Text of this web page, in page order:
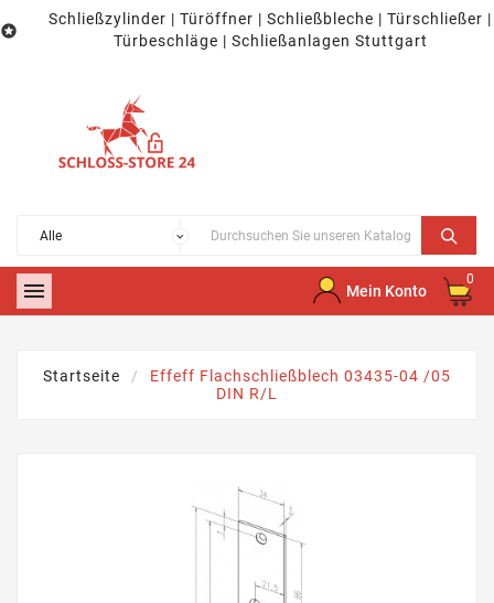

Schließzylinder | Türöffner | Schließbleche | Türschließer |
Türbeschläge | Schließanlagen Stuttgart
 Mein Konto
0
Startseite
Effeff Flachschließblech 03435-04 /05
DIN R/L